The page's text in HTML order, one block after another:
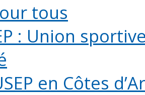
tous
: Union
en Côtes